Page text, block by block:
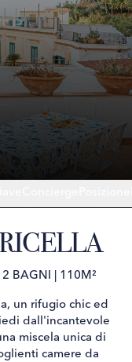
2 BAGNI 110M²
un rifugio chic ed
dall'incantevole
miscela unica di
camere da